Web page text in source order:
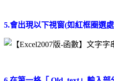
5.會出現以下視窗(如紅框圈選處